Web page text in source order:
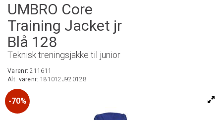
UMBRO Core
Training Jacket jr
Blå 128
Teknisk treningsjakke til junior
Varenr:211611
Alt. varenr: 181012J920128
70%